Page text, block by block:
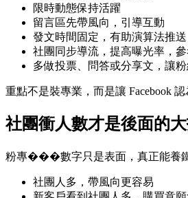
限時動態保持活躍
留言區先帶風向，引導互動
發文時間固定，有助演算法推送
社團同步導流，提高曝光率，
多做投票、問答或分享文，讓
重點不是裝專業，而是讓 Facebook
社團衝人數才是後面的
粉專���數字只是表面，真正能養鐵
社團人多，帶風向更容易